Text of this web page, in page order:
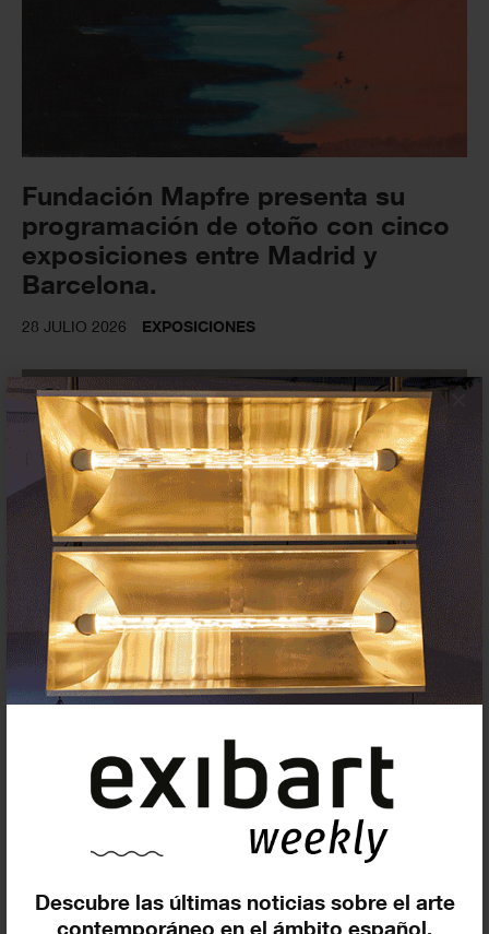
Descubre las últimas noticias sobre el arte
contemporáneo en el ámbito español.
×
Fundación Mapfre presenta su
programación de otoño con cinco
exposiciones entre Madrid y
Barcelona.
28 JULIO 2026 EXPOSICIONES
Minor White y la fotografía como
espacio de introspección llegan a
KBr Fundación MAPFRE
16 JUNIO 2026 EXPOSICIONES